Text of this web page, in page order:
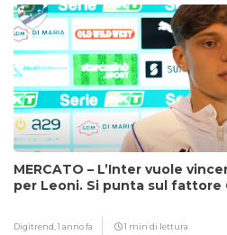
MERCATO – L’Inter vuole
per Leoni. Si punta sul fattore
Digitrend,1 anno fa 1 min di lettura